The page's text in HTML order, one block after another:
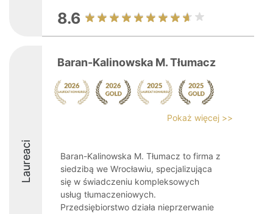
8.6
Laureaci
Baran-Kalinowska M. Tłumacz
Pokaż więcej >>
Baran-Kalinowska M. Tłumacz to firma z
siedzibą we Wrocławiu, specjalizująca
się w świadczeniu kompleksowych
usług tłumaczeniowych.
Przedsiębiorstwo działa nieprzerwanie